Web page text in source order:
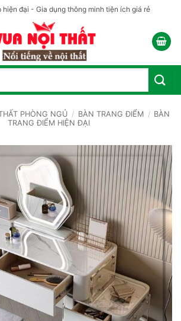
hiện đại - Gia dụng thông minh tiện ích giá rẻ
PHÒNG NGỦ / BÀN TRANG ĐIỂM / BÀN
TRANG ĐIỂM HIỆN ĐẠI